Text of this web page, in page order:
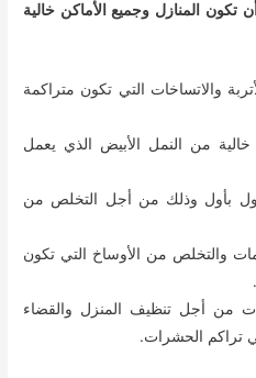
المنازل وجميع الأماكن خالية
والاتساخات التي تكون متراكمة
من النمل الأبيض الذي يعمل
بأول وذلك من أجل التخلص من
والتخلص من الأوساخ التي تكون
من أجل تنظيف المنزل والقضاء
تراكم الحشرات.